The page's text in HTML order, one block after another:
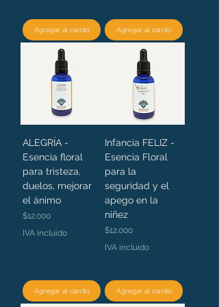
Agregar al carrito Agregar al carrito
ALEGRÍA -
Esencia floral
para tristeza,
duelos, mejorar
el ánimo
Precio
$12.000
IVA incluido
Agregar al carrito
Infancia FELIZ -
Esencia Floral
para la
seguridad y el
apego en la
niñez
Precio
$12.000
IVA incluido
Agregar al carrito